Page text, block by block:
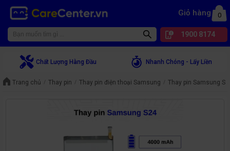
Giỏ hàng 0
1900 8174
Chất Lượng Hàng Đầu Nhanh Chóng - Lấy Liền
Trang chủ Thay pin Thay pin điện thoại Samsung Thay pin Samsung S